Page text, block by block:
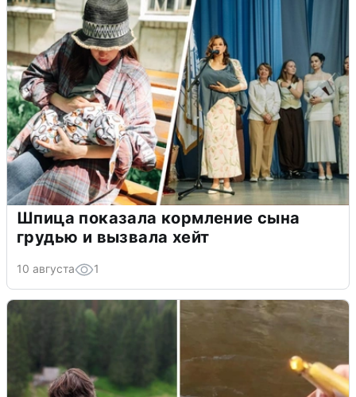
Шпица показала кормление сына
грудью и вызвала хейт
10 августа 1